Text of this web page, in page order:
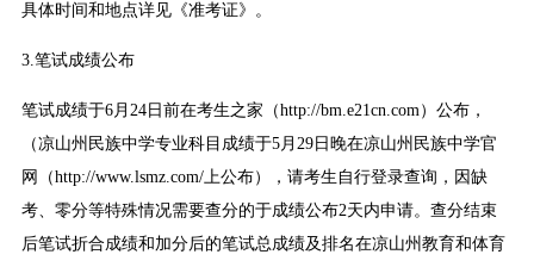
具体时间和地点详见《准考证》。
3.笔试成绩公布
笔试成绩于6月24日前在考生之家（http://bm.e21cn.com）公布，
（凉山州民族中学专业科目成绩于5月29日晚在凉山州民族中学官
网（http://www.lsmz.com/上公布），请考生自行登录查询，因缺
考、零分等特殊情况需要查分的于成绩公布2天内申请。查分结束
后笔试折合成绩和加分后的笔试总成绩及排名在凉山州教育和体育